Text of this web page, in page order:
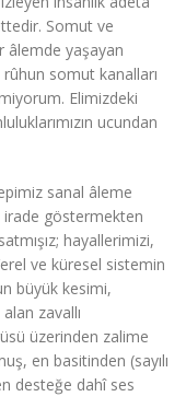
Somut ve
âlemde yaşayan
somut kanalları
Elimizdeki
ucundan
sanal âleme
irade göstermekten
hayallerimizi,
ve küresel sistemin
büyük kesimi,
zavallı
üzerinden zalime
en basitinden (sayılı
desteğe dahî ses